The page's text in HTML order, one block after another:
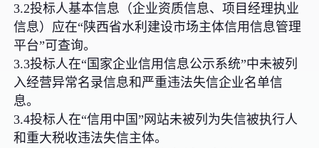
3.2投标人基本信息（企业资质信息、项目经理执业
信息）应在“陕西省水利建设市场主体信用信息管理
平台”可查询。
3.3投标人在“国家企业信用信息公示系统”中未被列
入经营异常名录信息和严重违法失信企业名单信
息。
3.4投标人在“信用中国”网站未被列为失信被执行人
和重大税收违法失信主体。